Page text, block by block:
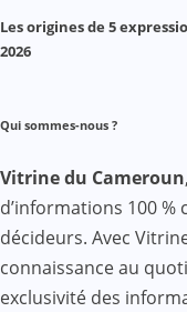
Les origines de 5
2026
Qui sommes-nous ?
Vitrine du Cameroun
d’informations 100
décideurs. Avec
connaissance au
exclusivité des